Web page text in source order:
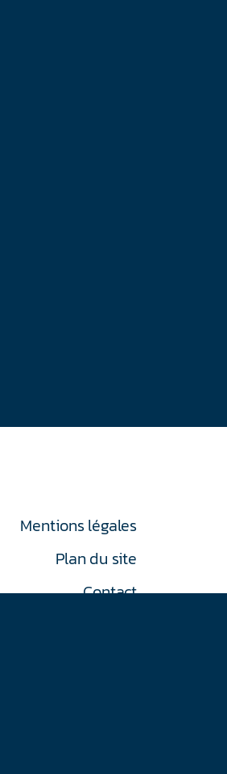
Mentions légales
Plan du site
Contact